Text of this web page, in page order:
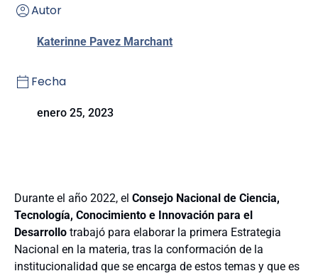
Autor
Katerinne Pavez Marchant
Fecha
enero 25, 2023
Durante el año 2022, el Consejo Nacional de Ciencia,
Tecnología, Conocimiento e Innovación para el
Desarrollo trabajó para elaborar la primera Estrategia
Nacional en la materia, tras la conformación de la
institucionalidad que se encarga de estos temas y que es